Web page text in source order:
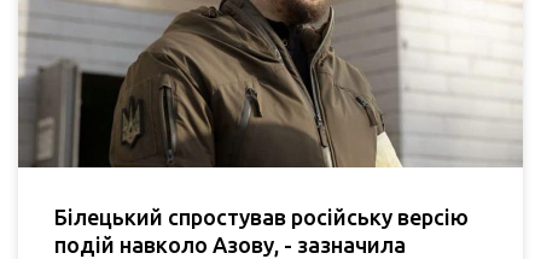
Білецький спростував російську версію
подій навколо Азову, - зазначила